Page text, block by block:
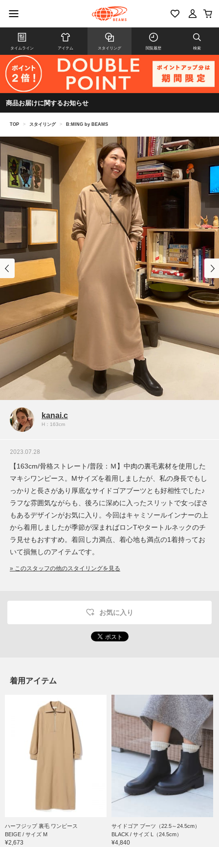
タイムライン アイテム スタイリング 閲覧履歴 検索
商品お届けに関するお知らせ
TOP > スタイリング > B:MING by BEAMS
kanai.c
H：163cm
2023.07.28
【163cm/骨格ストレート/普段：Ｍ】中肉の裏毛素材を使用した
マキシワンピース。Mサイズを着用しましたが、私の身長でもし
っかりと長さがあり厚底なサイドゴアブーツとも好相性でした♪
ラフな雰囲気ながらも、後ろに深めに入ったスリットで女っぽさ
もあるデザインがお気に入り。今回はキャミソールインナーの上
から着用しましたが季節が深まればロンTやタートルネックのチ
ラ見せもおすすめ。着回し力満点、着心地も満点の1着持ってお
いて損無しのアイテムです。
» このスタッフの他のスタイリングを見る
お気に入り
着用アイテム
ハーフジップ 裏毛 ワンピース
BEIGE / サイズ M
¥2,673
サイドゴア ブーツ（22.5～24.5cm）
BLACK / サイズ L（24.5cm）
¥4,840